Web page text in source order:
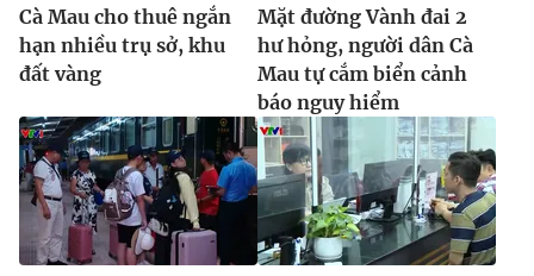
Cà Mau cho thuê ngắn
hạn nhiều trụ sở, khu
đất vàng
Mặt đường Vành đai 2
hư hỏng, người dân Cà
Mau tự cắm biển cảnh
báo nguy hiểm